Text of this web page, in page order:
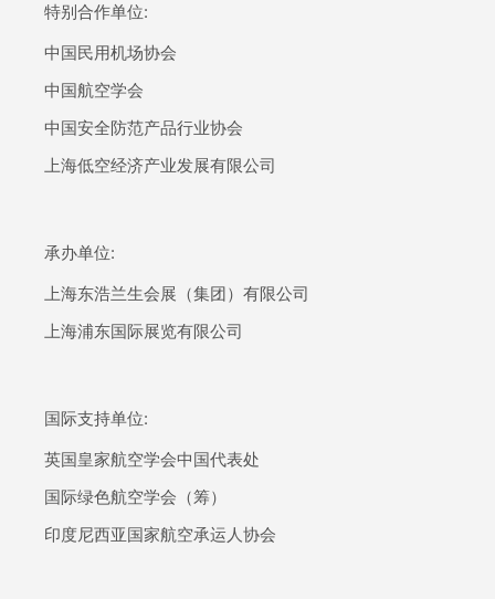
特别合作单位:
中国民用机场协会
中国航空学会
中国安全防范产品行业协会
上海低空经济产业发展有限公司
承办单位:
上海东浩兰生会展（集团）有限公司
上海浦东国际展览有限公司
国际支持单位:
英国皇家航空学会中国代表处
国际绿色航空学会（筹）
印度尼西亚国家航空承运人协会